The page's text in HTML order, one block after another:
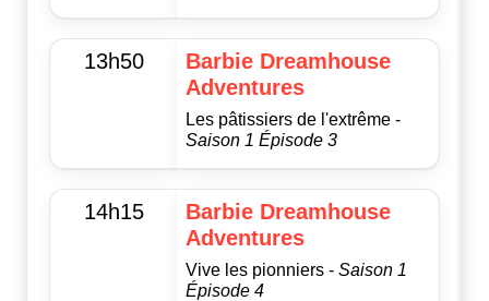
13h50
Barbie Dreamhouse
Adventures
Les pâtissiers de l'extrême -
Saison 1 Épisode 3
14h15
Barbie Dreamhouse
Adventures
Vive les pionniers - Saison 1
Épisode 4